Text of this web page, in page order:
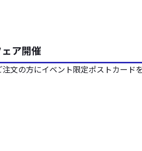
ア開催
文の方にイベント限定ポストカード